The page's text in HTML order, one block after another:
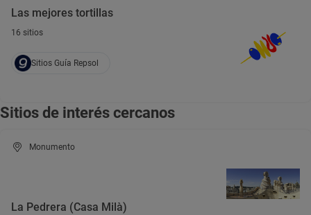
Las mejores tortillas
16 sitios
Sitios Guía Repsol
Sitios de interés cercanos
Monumento
La Pedrera (Casa Milà)